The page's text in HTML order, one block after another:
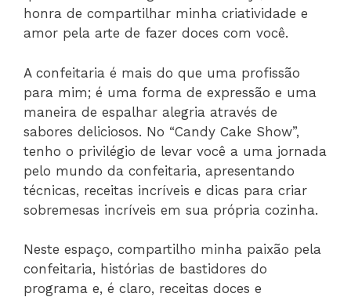
honra de compartilhar minha criatividade e
amor pela arte de fazer doces com você.
A confeitaria é mais do que uma profissão
para mim; é uma forma de expressão e uma
maneira de espalhar alegria através de
sabores deliciosos. No “Candy Cake Show”,
tenho o privilégio de levar você a uma jornada
pelo mundo da confeitaria, apresentando
técnicas, receitas incríveis e dicas para criar
sobremesas incríveis em sua própria cozinha.
Neste espaço, compartilho minha paixão pela
confeitaria, histórias de bastidores do
programa e, é claro, receitas doces e